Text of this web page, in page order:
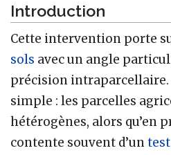
Introduction
Cette intervention porte
sols avec un angle
précision intraparcellaire.
simple : les parcelles
hétérogènes, alors qu’en
contente souvent d’untest